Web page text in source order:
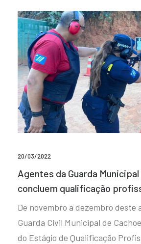
20/03/2022
Agentes da Guarda
concluem qualificação
De novembro a dezembro deste
Guarda Civil Municipal de
do Estágio de Qualificação